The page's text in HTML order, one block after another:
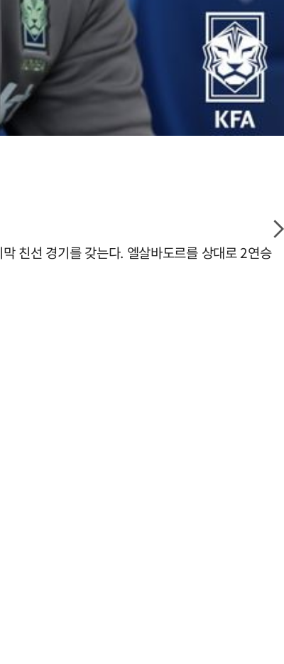
친선 경기를 갖는다. 엘살바도르를 상대로 2연승